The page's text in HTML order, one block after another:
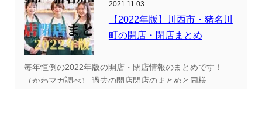
2021.11.03
【2022年版】川西市・猪名川
町の開店・閉店まとめ
毎年恒例の2022年版の開店・閉店情報のまとめです！
（かわマガ調べ） 過去の開店閉店のまとめと同様...